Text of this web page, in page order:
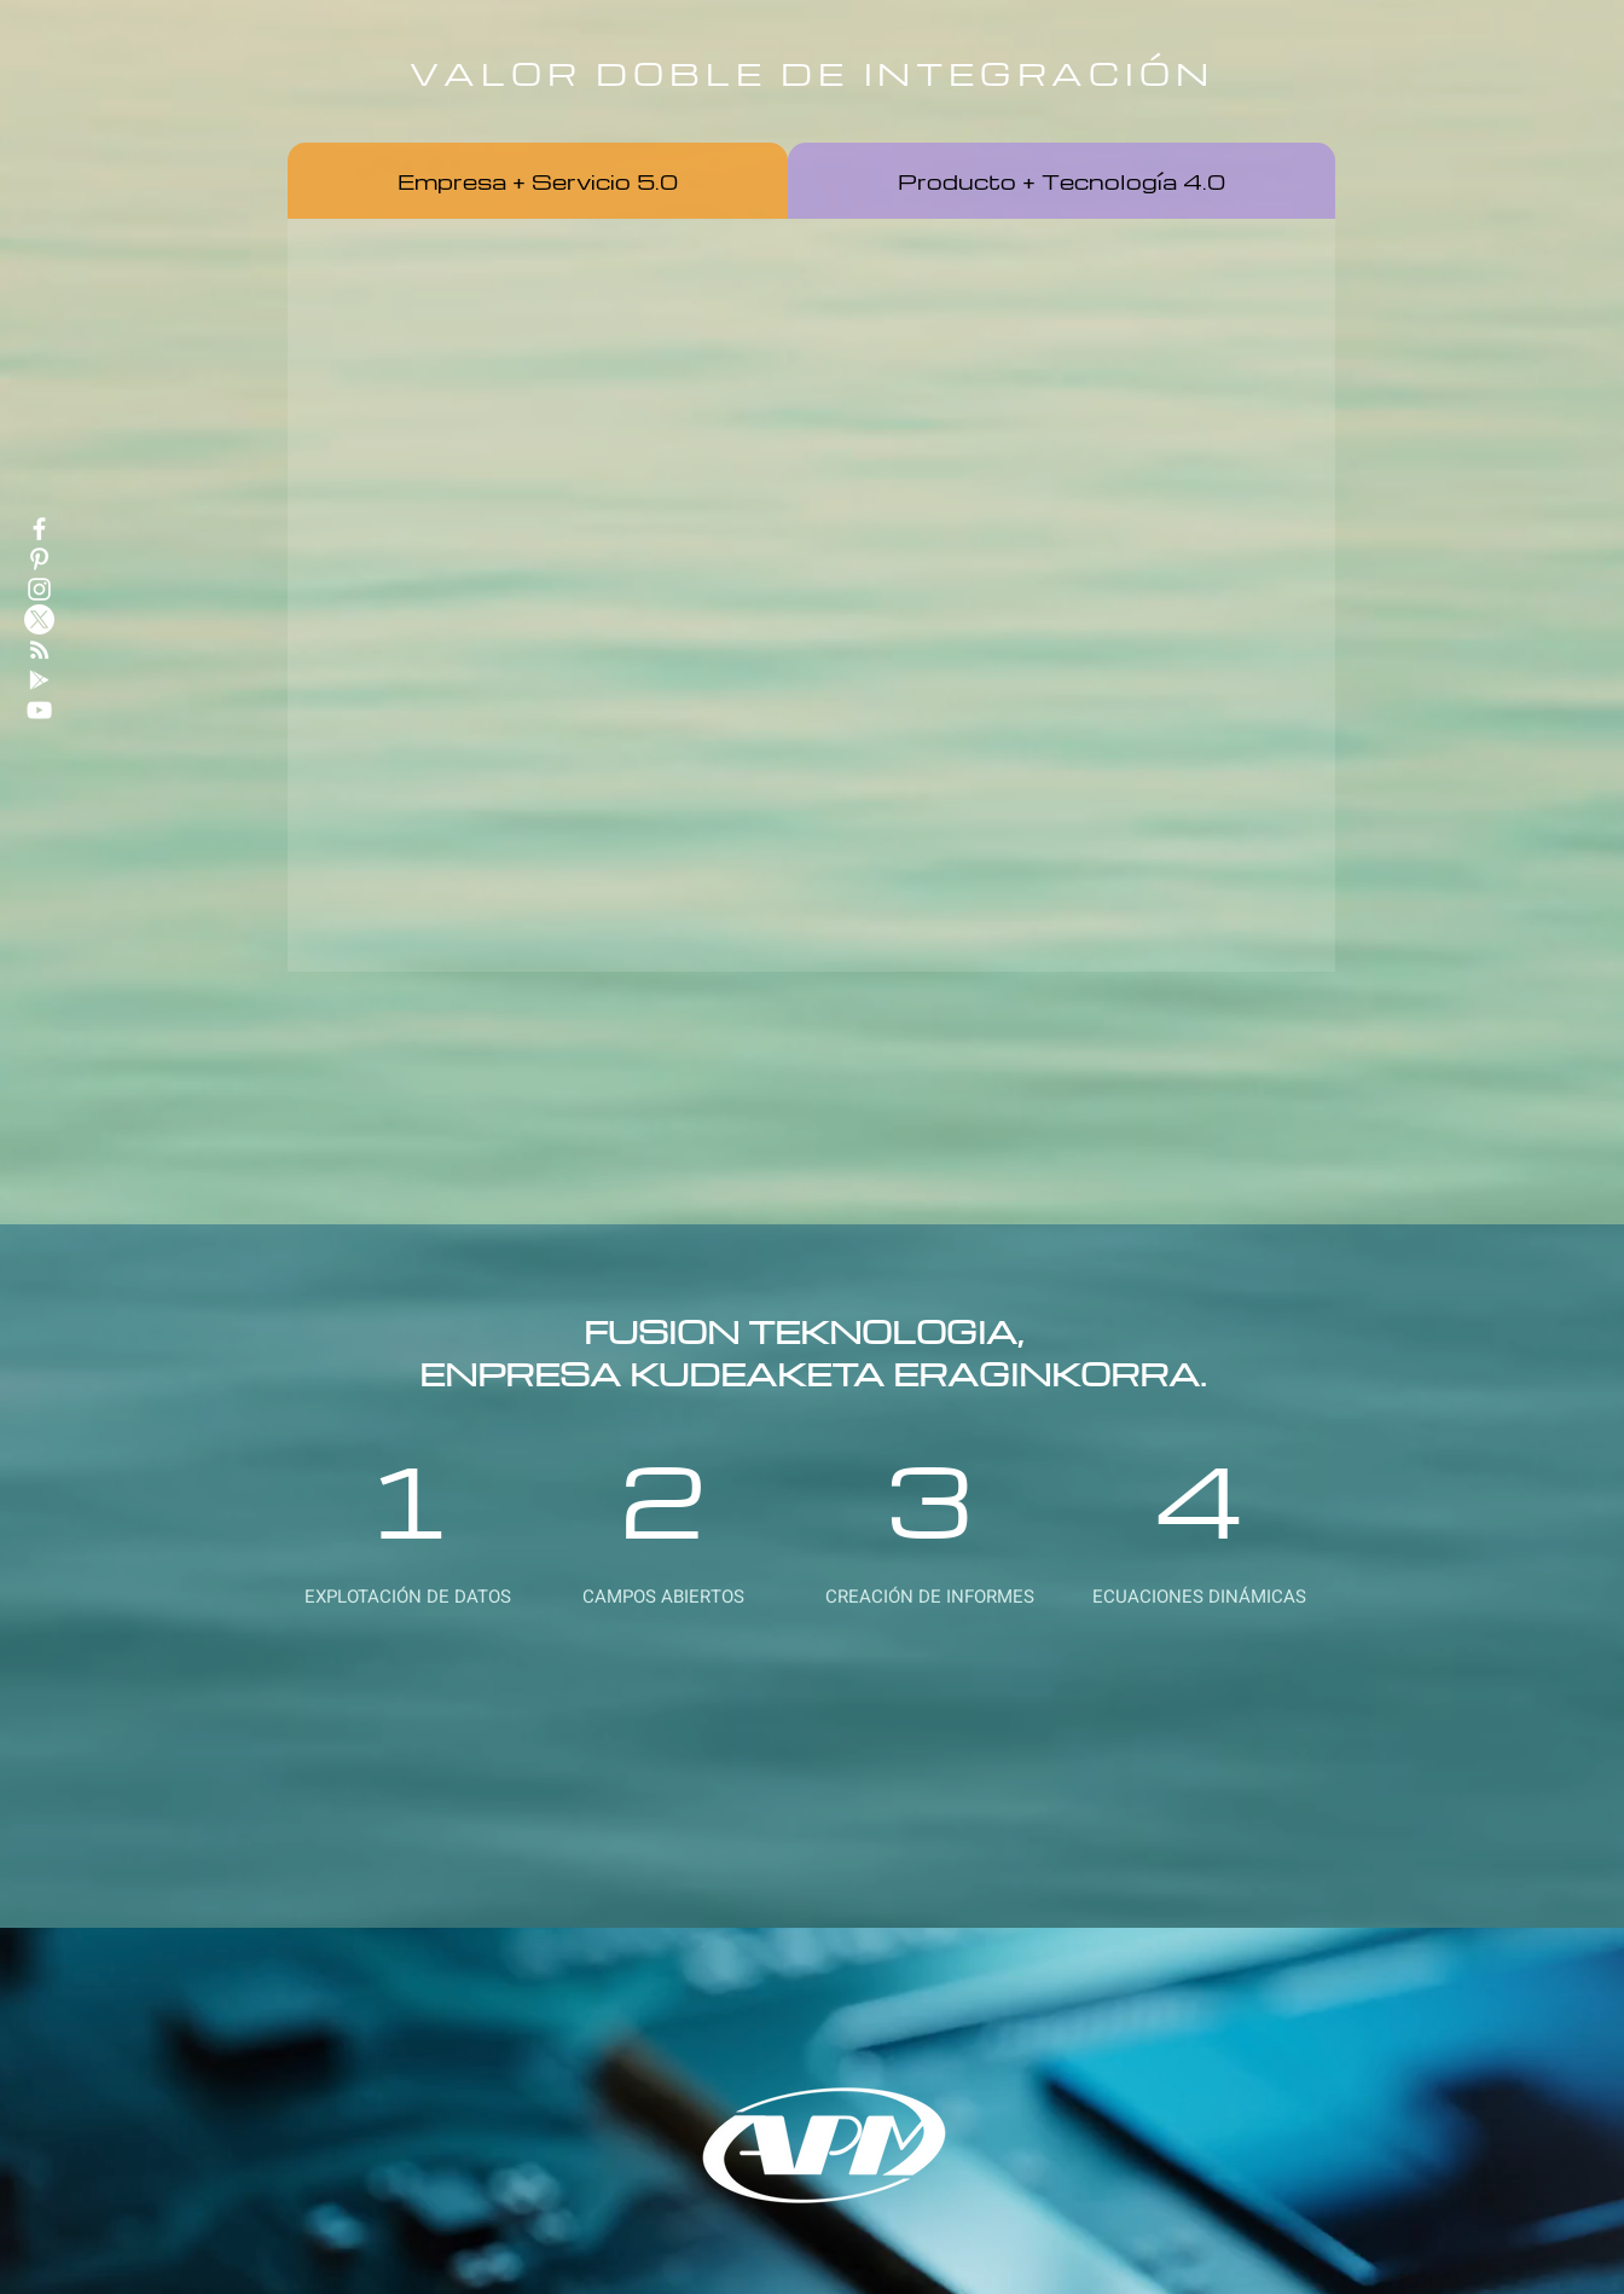
VALOR DOBLE DE INTEGRACIÓN
Empresa + Servicio 5.0 Producto + Tecnología 4.0
FUSION TEKNOLOGIA,
ENPRESA KUDEAKETA ERAGINKORRA.
1 2 3 4
EXPLOTACIÓN DE DATOS CREACIÓN DE INFORMES
CAMPOS ABIERTOS ECUACIONES DINÁMICAS